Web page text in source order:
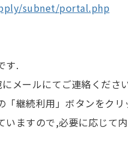
subnet/portal.php
す.
メールにてご連絡くださ
継続利用」ボタンをクリ
ますので,必要に応じて